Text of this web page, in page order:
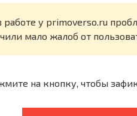
работе у primoverso.ru
мало жалоб от
на кнопку, чтобы